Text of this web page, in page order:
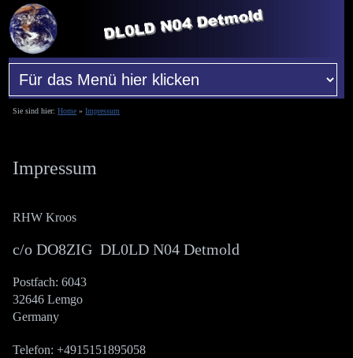
Sie sind hier:Home »Impressum
Impressum
RHW Kroos
c/o DO8ZIG DL0LD N04 Detmold
Postfach: 6043
32646 Lemgo
Germany
Telefon: +4915151895058